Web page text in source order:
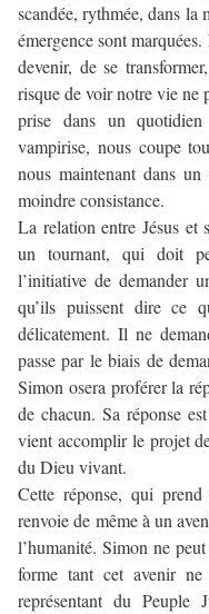
scandée, rythmée, dans la
émergence sont
devenir, de se
risque de voir notre vie ne
prise dans un
vampirise, nous coupe
nous maintenant dans
moindre consistance.
La relation entre Jésus et
un tournant, qui doit
l’initiative de demander
qu’ils puissent dire ce
délicatement. Il ne
passe par le biais de
Simon osera proférer la
de chacun. Sa réponse
vient accomplir le projet
du Dieu vivant.
Cette réponse, qui
renvoie de même à un
l’humanité. Simon ne
forme tant cet avenir ne
représentant du